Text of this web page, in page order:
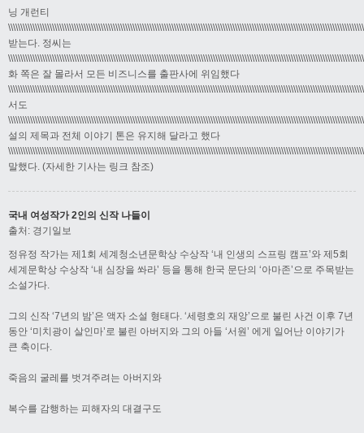
닝 개런티
받는다. 정씨는
화 쪽은 잘 몰라서 모든 비즈니스를 출판사에 위임했다
서도
설의 제목과 전체 이야기 톤은 유지해 달라고 했다
말했다. (자세한 기사는 링크 참조)
국내 여성작가 2인의 신작 나들이
출처: 경기일보
정유정 작가는 제1회 세계청소년문학상 수상작 ‘내 인생의 스프링 캠프’와 제5회
세계문학상 수상작 ‘내 심장을 쏴라’ 등을 통해 한국 문단의 ‘아마존’으로 주목받는
소설가다.
그의 신작 ‘7년의 밤’은 액자 소설 형태다. ‘세령호의 재앙’으로 불린 사건 이후 7년
동안 ‘미치광이 살인마’로 불린 아버지와 그의 아들 ‘서원’ 에게 일어난 이야기가
큰 축이다.
죽음의 굴레를 벗겨주려는 아버지와
복수를 감행하는 피해자의 대결구도